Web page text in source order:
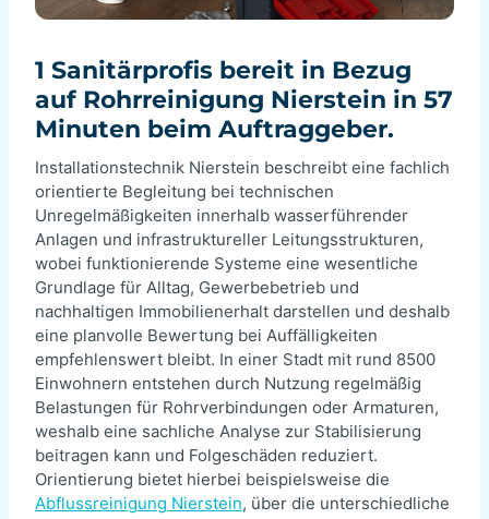
1 Sanitärprofis bereit in Bezug
auf Rohrreinigung Nierstein in 57
Minuten beim Auftraggeber.
Installationstechnik Nierstein beschreibt eine fachlich
orientierte Begleitung bei technischen
Unregelmäßigkeiten innerhalb wasserführender
Anlagen und infrastruktureller Leitungsstrukturen,
wobei funktionierende Systeme eine wesentliche
Grundlage für Alltag, Gewerbebetrieb und
nachhaltigen Immobilienerhalt darstellen und deshalb
eine planvolle Bewertung bei Auffälligkeiten
empfehlenswert bleibt. In einer Stadt mit rund 8500
Einwohnern entstehen durch Nutzung regelmäßig
Belastungen für Rohrverbindungen oder Armaturen,
weshalb eine sachliche Analyse zur Stabilisierung
beitragen kann und Folgeschäden reduziert.
Orientierung bietet hierbei beispielsweise die
Abflussreinigung Nierstein, über die unterschiedliche